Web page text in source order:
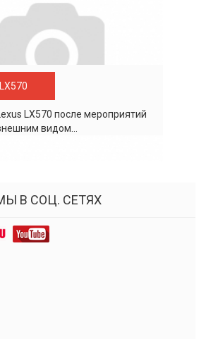
LХ570 после мероприятий
видом...
В СОЦ. СЕТЯХ